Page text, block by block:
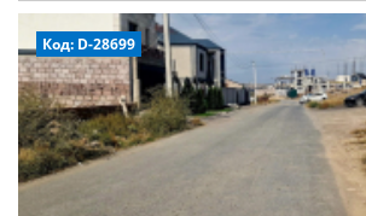
Код: D-28699